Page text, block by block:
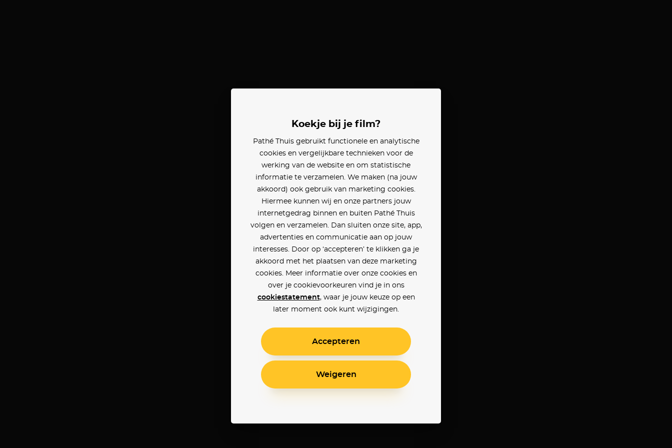
Koekje bij je film?
Pathé Thuis gebruikt functionele en analytische
cookies en vergelijkbare technieken voor de
werking van de website en om statistische
informatie te verzamelen. We maken (na jouw
akkoord) ook gebruik van marketing cookies.
Hiermee kunnen wij en onze partners jouw
internetgedrag binnen en buiten Pathé Thuis
volgen en verzamelen. Dan sluiten onze site, app,
advertenties en communicatie aan op jouw
interesses. Door op ‘accepteren’ te klikken ga je
akkoord met het plaatsen van deze marketing
cookies. Meer informatie over onze cookies en
over je cookievoorkeuren vind je in ons
cookiestatement, waar je jouw keuze op een
later moment ook kunt wijzigingen.
Accepteren
Weigeren